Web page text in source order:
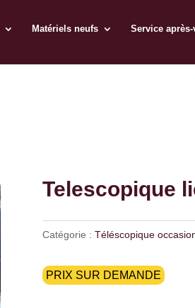
Matériels neufs Service après-
Telescopique
Catégorie :Téléscopique
PRIX SUR DEMANDE